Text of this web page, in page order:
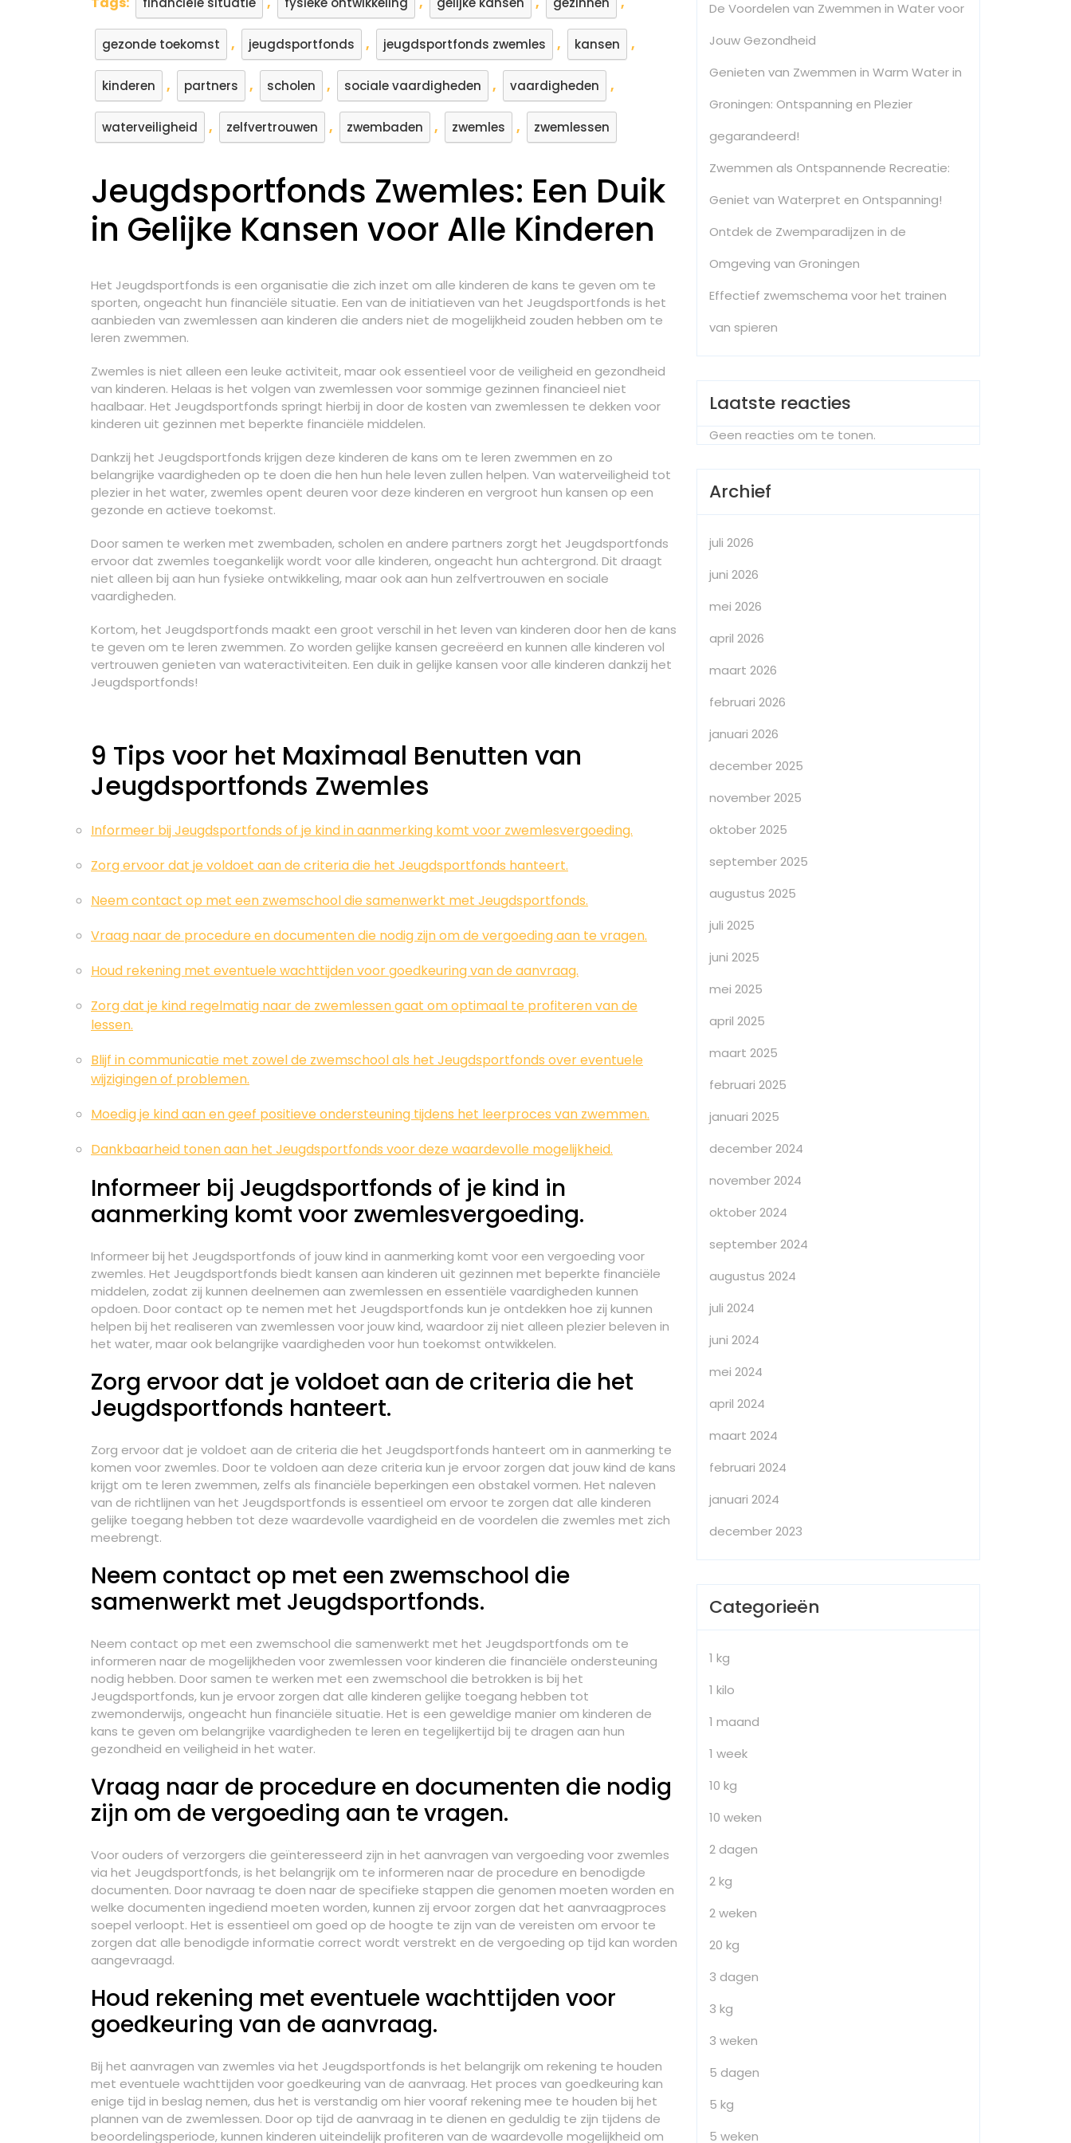
gezonde toekomst , jeugdsportfonds , jeugdsportfonds zwemles , kansen ,
kinderen , partners , scholen , sociale vaardigheden , vaardigheden ,
waterveiligheid , zelfvertrouwen , zwembaden , zwemles , zwemlessen
Jeugdsportfonds Zwemles: Een Duik
in Gelijke Kansen voor Alle Kinderen
Het Jeugdsportfonds is een organisatie die zich inzet om alle kinderen de kans te geven om te
sporten, ongeacht hun financiële situatie. Een van de initiatieven van het Jeugdsportfonds is het
aanbieden van zwemlessen aan kinderen die anders niet de mogelijkheid zouden hebben om te
leren zwemmen.
Zwemles is niet alleen een leuke activiteit, maar ook essentieel voor de veiligheid en gezondheid
van kinderen. Helaas is het volgen van zwemlessen voor sommige gezinnen financieel niet
haalbaar. Het Jeugdsportfonds springt hierbij in door de kosten van zwemlessen te dekken voor
kinderen uit gezinnen met beperkte financiële middelen.
Dankzij het Jeugdsportfonds krijgen deze kinderen de kans om te leren zwemmen en zo
belangrijke vaardigheden op te doen die hen hun hele leven zullen helpen. Van waterveiligheid tot
plezier in het water, zwemles opent deuren voor deze kinderen en vergroot hun kansen op een
gezonde en actieve toekomst.
Door samen te werken met zwembaden, scholen en andere partners zorgt het Jeugdsportfonds
ervoor dat zwemles toegankelijk wordt voor alle kinderen, ongeacht hun achtergrond. Dit draagt
niet alleen bij aan hun fysieke ontwikkeling, maar ook aan hun zelfvertrouwen en sociale
vaardigheden.
Kortom, het Jeugdsportfonds maakt een groot verschil in het leven van kinderen door hen de kans
te geven om te leren zwemmen. Zo worden gelijke kansen gecreëerd en kunnen alle kinderen vol
vertrouwen genieten van wateractiviteiten. Een duik in gelijke kansen voor alle kinderen dankzij het
Jeugdsportfonds!
9 Tips voor het Maximaal Benutten van
Jeugdsportfonds Zwemles
Informeer bij Jeugdsportfonds of je kind in aanmerking komt voor zwemlesvergoeding.
Zorg ervoor dat je voldoet aan de criteria die het Jeugdsportfonds hanteert.
Neem contact op met een zwemschool die samenwerkt met Jeugdsportfonds.
Vraag naar de procedure en documenten die nodig zijn om de vergoeding aan te vragen.
Houd rekening met eventuele wachttijden voor goedkeuring van de aanvraag.
Zorg dat je kind regelmatig naar de zwemlessen gaat om optimaal te profiteren van de
lessen.
Blijf in communicatie met zowel de zwemschool als het Jeugdsportfonds over eventuele
wijzigingen of problemen.
Moedig je kind aan en geef positieve ondersteuning tijdens het leerproces van zwemmen.
Dankbaarheid tonen aan het Jeugdsportfonds voor deze waardevolle mogelijkheid.
Informeer bij Jeugdsportfonds of je kind in
aanmerking komt voor zwemlesvergoeding.
Informeer bij het Jeugdsportfonds of jouw kind in aanmerking komt voor een vergoeding voor
zwemles. Het Jeugdsportfonds biedt kansen aan kinderen uit gezinnen met beperkte financiële
middelen, zodat zij kunnen deelnemen aan zwemlessen en essentiële vaardigheden kunnen
opdoen. Door contact op te nemen met het Jeugdsportfonds kun je ontdekken hoe zij kunnen
helpen bij het realiseren van zwemlessen voor jouw kind, waardoor zij niet alleen plezier beleven in
het water, maar ook belangrijke vaardigheden voor hun toekomst ontwikkelen.
Zorg ervoor dat je voldoet aan de criteria die het
Jeugdsportfonds hanteert.
Zorg ervoor dat je voldoet aan de criteria die het Jeugdsportfonds hanteert om in aanmerking te
komen voor zwemles. Door te voldoen aan deze criteria kun je ervoor zorgen dat jouw kind de kans
krijgt om te leren zwemmen, zelfs als financiële beperkingen een obstakel vormen. Het naleven
van de richtlijnen van het Jeugdsportfonds is essentieel om ervoor te zorgen dat alle kinderen
gelijke toegang hebben tot deze waardevolle vaardigheid en de voordelen die zwemles met zich
meebrengt.
Neem contact op met een zwemschool die
samenwerkt met Jeugdsportfonds.
Neem contact op met een zwemschool die samenwerkt met het Jeugdsportfonds om te
informeren naar de mogelijkheden voor zwemlessen voor kinderen die financiële ondersteuning
nodig hebben. Door samen te werken met een zwemschool die betrokken is bij het
Jeugdsportfonds, kun je ervoor zorgen dat alle kinderen gelijke toegang hebben tot
zwemonderwijs, ongeacht hun financiële situatie. Het is een geweldige manier om kinderen de
kans te geven om belangrijke vaardigheden te leren en tegelijkertijd bij te dragen aan hun
gezondheid en veiligheid in het water.
Vraag naar de procedure en documenten die nodig
zijn om de vergoeding aan te vragen.
Voor ouders of verzorgers die geïnteresseerd zijn in het aanvragen van vergoeding voor zwemles
via het Jeugdsportfonds, is het belangrijk om te informeren naar de procedure en benodigde
documenten. Door navraag te doen naar de specifieke stappen die genomen moeten worden en
welke documenten ingediend moeten worden, kunnen zij ervoor zorgen dat het aanvraagproces
soepel verloopt. Het is essentieel om goed op de hoogte te zijn van de vereisten om ervoor te
zorgen dat alle benodigde informatie correct wordt verstrekt en de vergoeding op tijd kan worden
aangevraagd.
Houd rekening met eventuele wachttijden voor
goedkeuring van de aanvraag.
Bij het aanvragen van zwemles via het Jeugdsportfonds is het belangrijk om rekening te houden
met eventuele wachttijden voor goedkeuring van de aanvraag. Het proces van goedkeuring kan
enige tijd in beslag nemen, dus het is verstandig om hier vooraf rekening mee te houden bij het
plannen van de zwemlessen. Door op tijd de aanvraag in te dienen en geduldig te zijn tijdens de
beoordelingsperiode, kunnen kinderen uiteindelijk profiteren van de waardevolle mogelijkheid om
De Voordelen van Zwemmen in Water voor
Jouw Gezondheid
Genieten van Zwemmen in Warm Water in
Groningen: Ontspanning en Plezier
gegarandeerd!
Zwemmen als Ontspannende Recreatie:
Geniet van Waterpret en Ontspanning!
Ontdek de Zwemparadijzen in de
Omgeving van Groningen
Effectief zwemschema voor het trainen
van spieren
Laatste reacties
Geen reacties om te tonen.
Archief
juli 2026
juni 2026
mei 2026
april 2026
maart 2026
februari 2026
januari 2026
december 2025
november 2025
oktober 2025
september 2025
augustus 2025
juli 2025
juni 2025
mei 2025
april 2025
maart 2025
februari 2025
januari 2025
december 2024
november 2024
oktober 2024
september 2024
augustus 2024
juli 2024
juni 2024
mei 2024
april 2024
maart 2024
februari 2024
januari 2024
december 2023
Categorieën
1 kg
1 kilo
1 maand
1 week
10 kg
10 weken
2 dagen
2 kg
2 weken
20 kg
3 dagen
3 kg
3 weken
5 dagen
5 kg
5 weken